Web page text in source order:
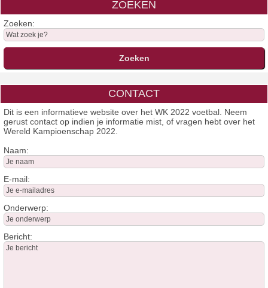
ZOEKEN
Zoeken:
CONTACT
Dit is een informatieve website over het WK 2022 voetbal. Neem
gerust contact op indien je informatie mist, of vragen hebt over het
Wereld Kampioenschap 2022.
Naam:
E-mail:
Onderwerp:
Bericht: